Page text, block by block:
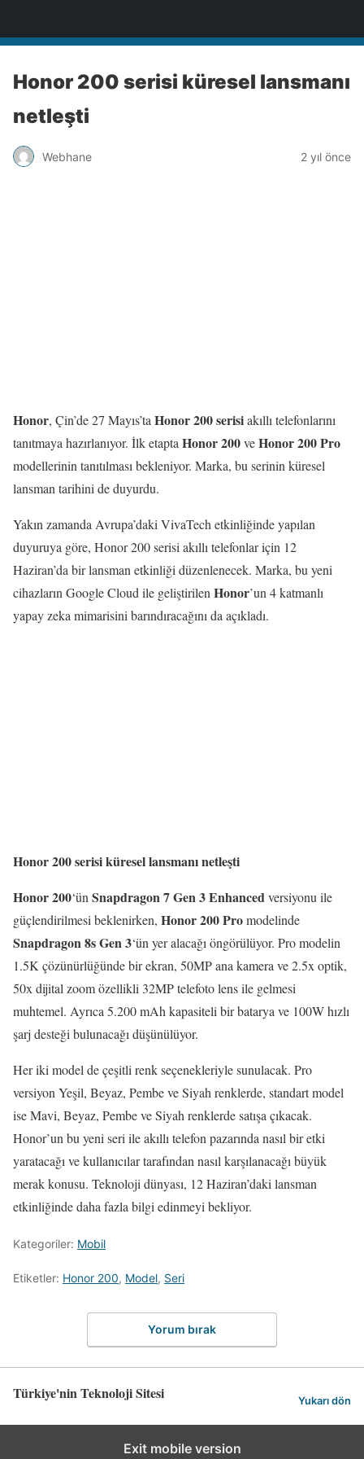
Honor 200 serisi küresel lansmanı
netleşti
Webhane 2 yıl önce
Honor, Çin’de 27 Mayıs’ta Honor 200 serisiakıllı telefonlarını
tanıtmaya hazırlanıyor. İlk etapta Honor 200veHonor 200 Pro
modellerinin tanıtılması bekleniyor. Marka, bu serinin küresel
lansman tarihini de duyurdu.
Yakın zamanda Avrupa’daki VivaTech etkinliğinde yapılan
duyuruya göre, Honor 200 serisi akıllı telefonlar için 12
Haziran’da bir lansman etkinliği düzenlenecek. Marka, bu yeni
cihazların Google Cloud ile geliştirilen Honor’un 4 katmanlı
yapay zeka mimarisini barındıracağını da açıkladı.
Honor 200 serisi küresel lansmanı netleşti
Honor 200‘ün Snapdragon 7 Gen 3 Enhancedversiyonu ile
güçlendirilmesi beklenirken, Honor 200 Promodelinde
Snapdragon 8s Gen 3‘ün yer alacağı öngörülüyor. Pro modelin
1.5K çözünürlüğünde bir ekran, 50MP ana kamera ve 2.5x optik,
50x dijital zoom özellikli 32MP telefoto lens ile gelmesi
muhtemel. Ayrıca 5.200 mAh kapasiteli bir batarya ve 100W hızlı
şarj desteği bulunacağı düşünülüyor.
Her iki model de çeşitli renk seçenekleriyle sunulacak. Pro
versiyon Yeşil, Beyaz, Pembe ve Siyah renklerde, standart model
ise Mavi, Beyaz, Pembe ve Siyah renklerde satışa çıkacak.
Honor’un bu yeni seri ile akıllı telefon pazarında nasıl bir etki
yaratacağı ve kullanıcılar tarafından nasıl karşılanacağı büyük
merak konusu. Teknoloji dünyası, 12 Haziran’daki lansman
etkinliğinde daha fazla bilgi edinmeyi bekliyor.
Kategoriler: Mobil
Etiketler: Honor 200, Model, Seri
Yorum bırak
Türkiye'nin Teknoloji Sitesi Yukarı dön
Exit mobile version